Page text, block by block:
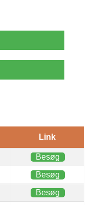
Link
Besøg
Besøg
Besøg